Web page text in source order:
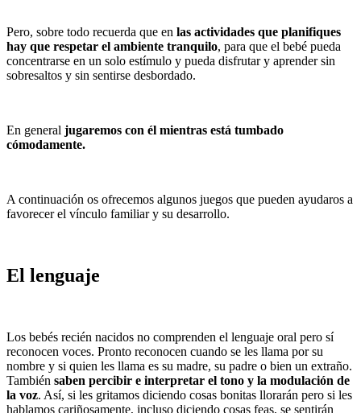
Pero, sobre todo recuerda que en las actividades que planifiques
hay que respetar el ambiente tranquilo, para que el bebé pueda
concentrarse en un solo estímulo y pueda disfrutar y aprender sin
sobresaltos y sin sentirse desbordado.
En general jugaremos con él mientras está tumbado
cómodamente.
A continuación os ofrecemos algunos juegos que pueden ayudaros a
favorecer el vínculo familiar y su desarrollo.
El lenguaje
Los bebés recién nacidos no comprenden el lenguaje oral pero sí
reconocen voces. Pronto reconocen cuando se les llama por su
nombre y si quien les llama es su madre, su padre o bien un extraño.
También saben percibir e interpretar el tono y la modulación de
la voz. Así, si les gritamos diciendo cosas bonitas llorarán pero si les
hablamos cariñosamente, incluso diciendo cosas feas, se sentirán